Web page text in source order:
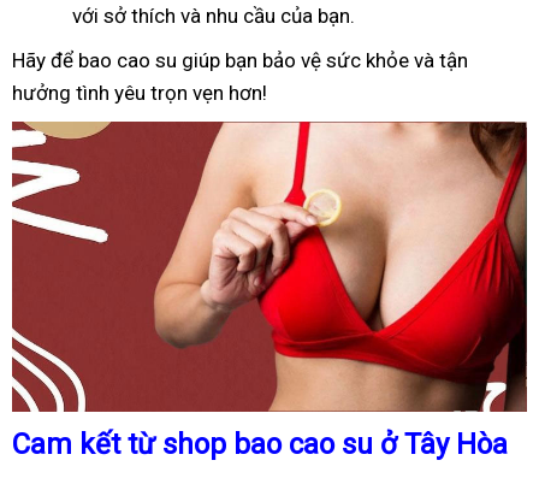
với sở thích và nhu cầu của bạn.
Hãy để bao cao su giúp bạn bảo vệ sức khỏe và tận
hưởng tình yêu trọn vẹn hơn!
Cam kết từ shop bao cao su ở Tây Hòa